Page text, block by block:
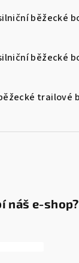
náš e-shop?